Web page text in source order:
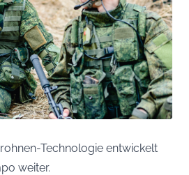
Technologie entwickelt
weiter.